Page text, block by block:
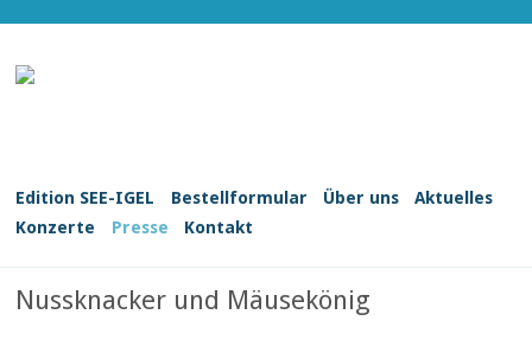
Edition SEE-IGEL Bestellformular Über uns
Aktuelles
Konzerte
Presse Kontakt
Nussknacker und Mäusekönig